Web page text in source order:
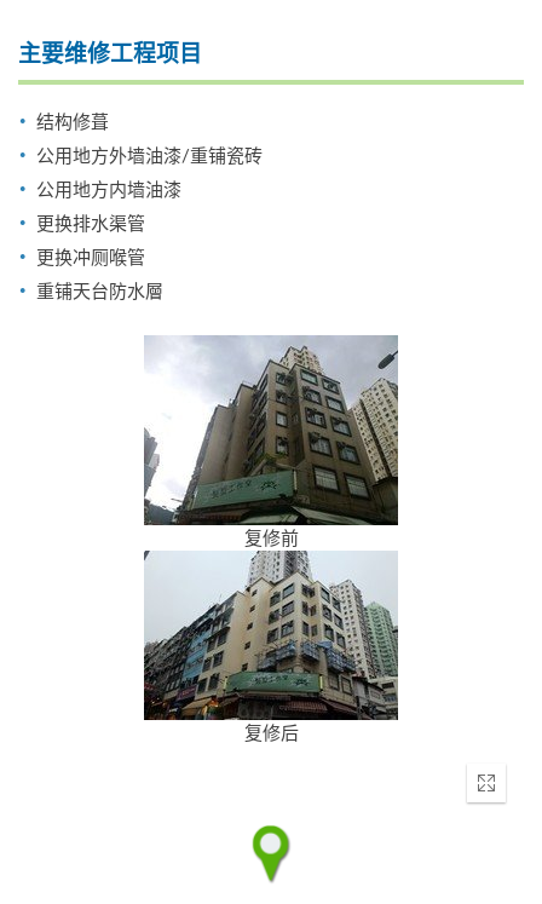
主要维修工程项目
结构修葺
公用地方外墙油漆/重铺瓷砖
公用地方内墙油漆
更换排水渠管
更换冲厕喉管
重铺天台防水層
复修前
复修后
Enter